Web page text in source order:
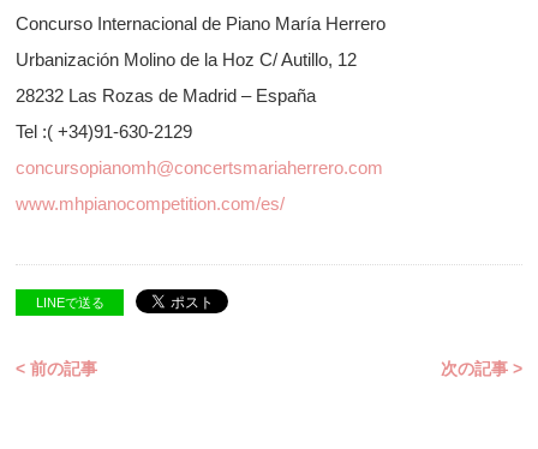
Concurso Internacional de Piano María Herrero
Urbanización Molino de la Hoz C/ Autillo, 12
28232 Las Rozas de Madrid ‒ España
Tel :( +34)91-630-2129
concursopianomh@concertsmariaherrero.com
www.mhpianocompetition.com/es/
LINEで送る
< 前の記事 次の記事 >